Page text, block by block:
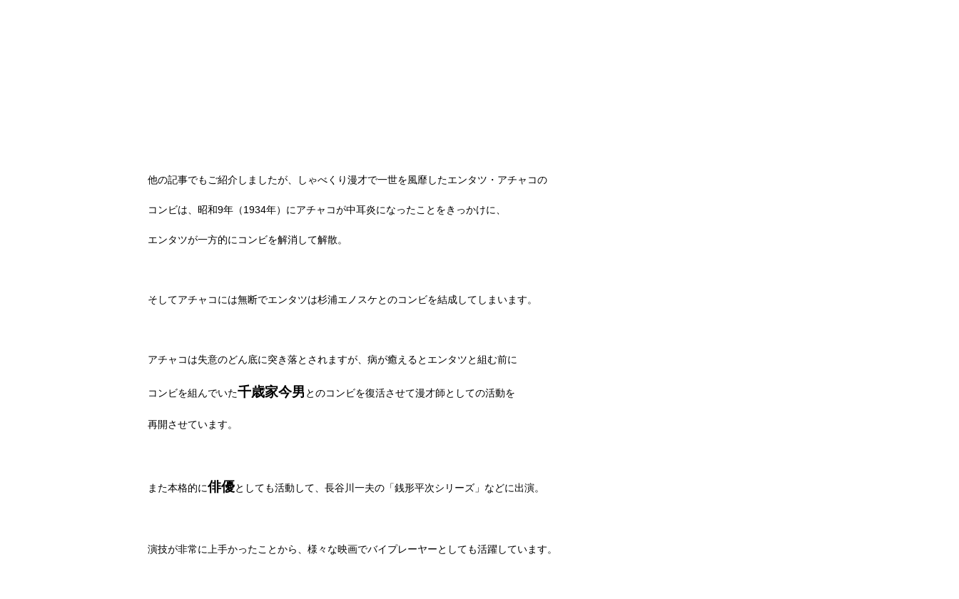
他の記事でもご紹介しましたが、しゃべくり漫才で一世を風靡したエンタツ・アチャコの
コンビは、昭和9年（1934年）にアチャコが中耳炎になったことをきっかけに、
エンタツが一方的にコンビを解消して解散。
そしてアチャコには無断でエンタツは杉浦エノスケとのコンビを結成してしまいます。
アチャコは失意のどん底に突き落とされますが、病が癒えるとエンタツと組む前に
コンビを組んでいた千歳家今男 とのコンビを復活させて漫才師としての活動を
再開させています。
また本格的に俳優としても活動して、長谷川一夫の「銭形平次シリーズ」などに出演。
演技が非常に上手かったことから、様々な映画でバイプレーヤーとしても活躍しています。